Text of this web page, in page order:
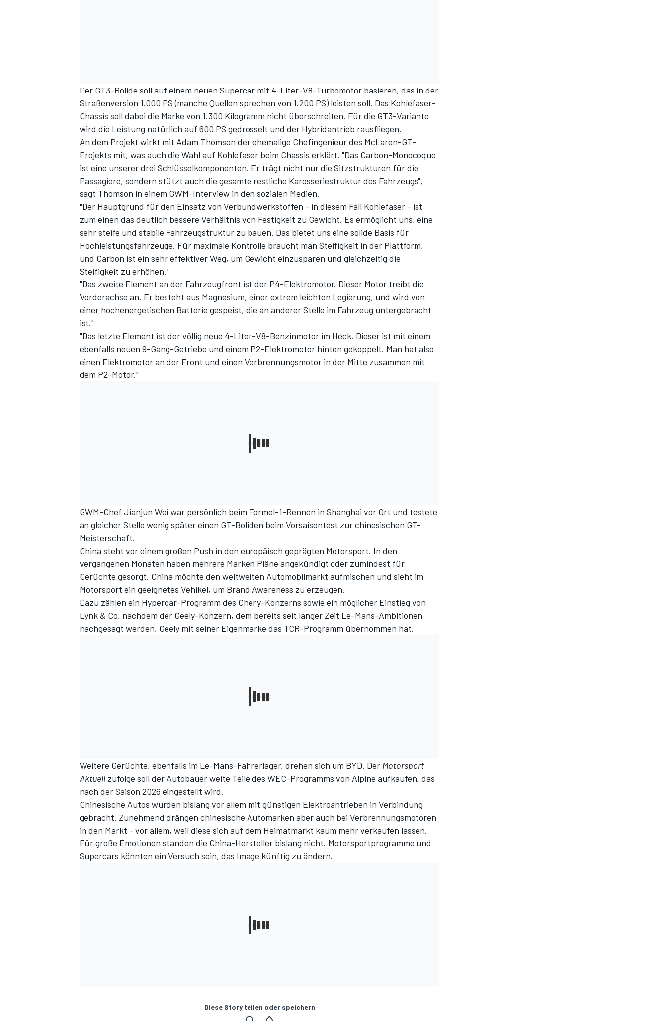
SPORTWAGEN
Der GT3-Bolide soll auf einem neuen Supercar mit 4-Liter-V8-Turbomotor basieren, das in der
Straßenversion 1.000 PS (manche Quellen sprechen von 1.200 PS) leisten soll. Das Kohlefaser-
Chassis soll dabei die Marke von 1.300 Kilogramm nicht überschreiten. Für die GT3-Variante
wird die Leistung natürlich auf 600 PS gedrosselt und der Hybridantrieb rausfliegen.
An dem Projekt wirkt mit Adam Thomson der ehemalige Chefingenieur des McLaren-GT-
Projekts mit, was auch die Wahl auf Kohlefaser beim Chassis erklärt. "Das Carbon-Monocoque
ist eine unserer drei Schlüsselkomponenten. Er trägt nicht nur die Sitzstrukturen für die
Passagiere, sondern stützt auch die gesamte restliche Karosseriestruktur des Fahrzeugs",
sagt Thomson in einem GWM-Interview in den sozialen Medien.
"Der Hauptgrund für den Einsatz von Verbundwerkstoffen - in diesem Fall Kohlefaser - ist
zum einen das deutlich bessere Verhältnis von Festigkeit zu Gewicht. Es ermöglicht uns, eine
sehr steife und stabile Fahrzeugstruktur zu bauen. Das bietet uns eine solide Basis für
Hochleistungsfahrzeuge. Für maximale Kontrolle braucht man Steifigkeit in der Plattform,
und Carbon ist ein sehr effektiver Weg, um Gewicht einzusparen und gleichzeitig die
Steifigkeit zu erhöhen."
"Das zweite Element an der Fahrzeugfront ist der P4-Elektromotor. Dieser Motor treibt die
Vorderachse an. Er besteht aus Magnesium, einer extrem leichten Legierung, und wird von
einer hochenergetischen Batterie gespeist, die an anderer Stelle im Fahrzeug untergebracht
ist."
"Das letzte Element ist der völlig neue 4-Liter-V8-Benzinmotor im Heck. Dieser ist mit einem
ebenfalls neuen 9-Gang-Getriebe und einem P2-Elektromotor hinten gekoppelt. Man hat also
einen Elektromotor an der Front und einen Verbrennungsmotor in der Mitte zusammen mit
dem P2-Motor."
GWM-Chef Jianjun Wei war persönlich beim Formel-1-Rennen in Shanghai vor Ort und testete
an gleicher Stelle wenig später einen GT-Boliden beim Vorsaisontest zur chinesischen GT-
Meisterschaft.
China steht vor einem großen Push in den europäisch geprägten Motorsport. In den
vergangenen Monaten haben mehrere Marken Pläne angekündigt oder zumindest für
Gerüchte gesorgt. China möchte den weltweiten Automobilmarkt aufmischen und sieht im
Motorsport ein geeignetes Vehikel, um Brand Awareness zu erzeugen.
Dazu zählen ein Hypercar-Programm des Chery-Konzerns sowie ein möglicher Einstieg von
Lynk & Co, nachdem der Geely-Konzern, dem bereits seit langer Zeit Le-Mans-Ambitionen
nachgesagt werden, Geely mit seiner Eigenmarke das TCR-Programm übernommen hat.
Weitere Gerüchte, ebenfalls im Le-Mans-Fahrerlager, drehen sich um BYD. Der Motorsport
Aktuell zufolge soll der Autobauer weite Teile des WEC-Programms von Alpine aufkaufen, das
nach der Saison 2026 eingestellt wird.
Chinesische Autos wurden bislang vor allem mit günstigen Elektroantrieben in Verbindung
gebracht. Zunehmend drängen chinesische Automarken aber auch bei Verbrennungsmotoren
in den Markt - vor allem, weil diese sich auf dem Heimatmarkt kaum mehr verkaufen lassen.
Für große Emotionen standen die China-Hersteller bislang nicht. Motorsportprogramme und
Supercars könnten ein Versuch sein, das Image künftig zu ändern.
Diese Story teilen oder speichern